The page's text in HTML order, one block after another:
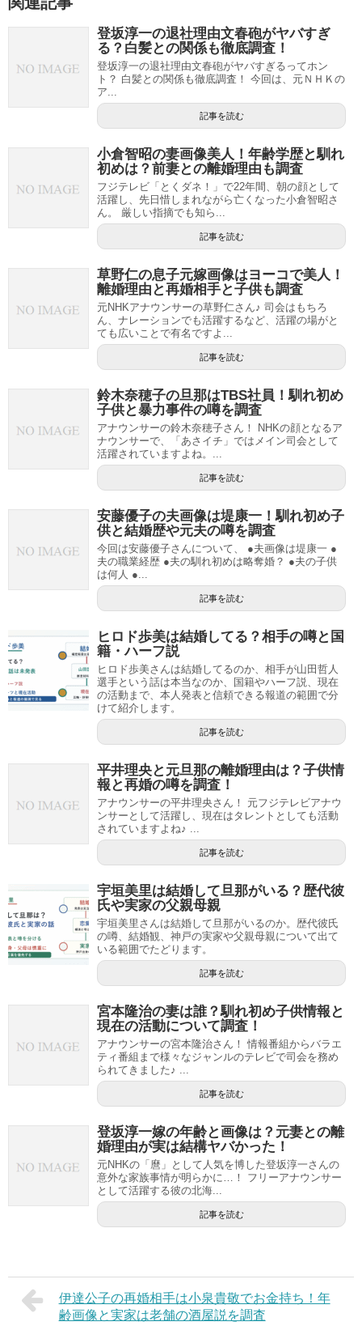
登坂淳一の退社理由文春砲がヤバすぎ
る？白髪との関係も徹底調査！
登坂淳一の退社理由文春砲がヤバすぎるってホン
ト？ 白髪との関係も徹底調査！ 今回は、元ＮＨＫの
ア...
記事を読む
小倉智昭の妻画像美人！年齢学歴と馴れ
初めは？前妻との離婚理由も調査
フジテレビ「とくダネ！」で22年間、朝の顔として
活躍し、先日惜しまれながら亡くなった小倉智昭さ
ん。 厳しい指摘でも知ら...
記事を読む
草野仁の息子元嫁画像はヨーコで美人！
離婚理由と再婚相手と子供も調査
元NHKアナウンサーの草野仁さん♪ 司会はもちろ
ん、ナレーションでも活躍するなど、活躍の場がと
ても広いことで有名ですよ...
記事を読む
鈴木奈穂子の旦那はTBS社員！馴れ初め
子供と暴力事件の噂を調査
アナウンサーの鈴木奈穂子さん！ NHKの顔となるア
ナウンサーで、「あさイチ」ではメイン司会として
活躍されていますよね。...
記事を読む
安藤優子の夫画像は堤康一！馴れ初め子
供と結婚歴や元夫の噂を調査
今回は安藤優子さんについて、 ●夫画像は堤康一 ●
夫の職業経歴 ●夫の馴れ初めは略奪婚？ ●夫の子供
は何人 ●...
記事を読む
ヒロド歩美は結婚してる？相手の噂と国
籍・ハーフ説
ヒロド歩美さんは結婚してるのか、相手が山田哲人
選手という話は本当なのか、国籍やハーフ説、現在
の活動まで、本人発表と信頼できる報道の範囲で分
けて紹介します。
記事を読む
平井理央と元旦那の離婚理由は？子供情
報と再婚の噂を調査！
アナウンサーの平井理央さん！ 元フジテレビアナウ
ンサーとして活躍し、現在はタレントとしても活動
されていますよね♪ ...
記事を読む
宇垣美里は結婚して旦那がいる？歴代彼
氏や実家の父親母親
宇垣美里さんは結婚して旦那がいるのか。歴代彼氏
の噂、結婚観、神戸の実家や父親母親について出て
いる範囲でたどります。
記事を読む
宮本隆治の妻は誰？馴れ初め子供情報と
現在の活動について調査！
アナウンサーの宮本隆治さん！ 情報番組からバラエ
ティ番組まで様々なジャンルのテレビで司会を務め
られてきました♪ ...
記事を読む
登坂淳一嫁の年齢と画像は？元妻との離
婚理由が実は結構ヤバかった！
元NHKの「麿」として人気を博した登坂淳一さんの
意外な家族事情が明らかに…！ フリーアナウンサー
として活躍する彼の北海...
記事を読む
伊達公子の再婚相手は小泉貴敬でお金持ち！年
齢画像と実家は老舗の酒屋説を調査